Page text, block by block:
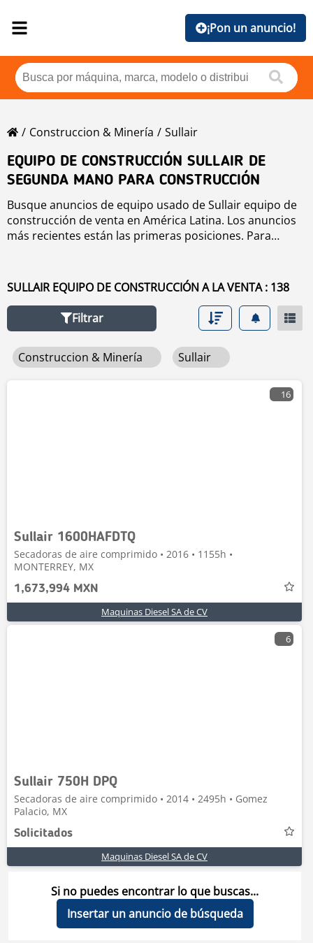
¡Pon un anuncio!
Construccion & Minería
Sullair
EQUIPO DE CONSTRUCCIÓN SULLAIR DE
SEGUNDA MANO PARA CONSTRUCCIÓN
Busque anuncios de equipo usado de Sullair equipo de
construcción de venta en América Latina. Los anuncios
más recientes están las primeras posiciones. Para
uso, país. Para buscar cualquier equipo usado de venta
haga clic en este enlace
SULLAIR EQUIPO DE CONSTRUCCIÓN A LA VENTA : 138
Filtrar
Construccion & Minería Sullair
16
Sullair 1600HAFDTQ
Secadoras de aire comprimido • 2016 • 1155h •
MONTERREY, MX
1,673,994 MXN
Maquinas Diesel SA de CV
6
Sullair 750H DPQ
Secadoras de aire comprimido • 2014 • 2495h • Gomez
Palacio, MX
Solicitados
Maquinas Diesel SA de CV
Si no puedes encontrar lo que buscas...
Insertar un anuncio de búsqueda